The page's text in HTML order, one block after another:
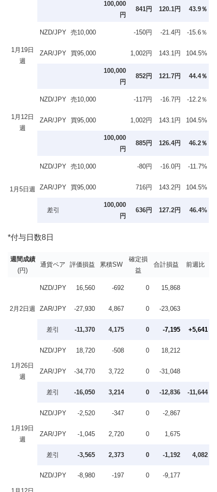
100,000
円
841円 120.1円 43.9％
1月19日
週
NZD/JPY 売10,000 -150円 -21.4円 -15.6％
ZAR/JPY 買95,000 1,002円 143.1円 104.5%
100,000
円
852円 121.7円 44.4％
1月12日
週
NZD/JPY 売10,000 -117円 -16.7円 -12.2％
ZAR/JPY 買95,000 1,002円 143.1円 104.5%
100,000
円
885円 126.4円 46.2％
1月5日週
NZD/JPY 売10,000 -80円 -16.0円 -11.7%
ZAR/JPY 買95,000 716円 143.2円 104.5%
差引
100,000
円
636円 127.2円 46.4%
*付与日数8日
週間成績
(円)
通貨ペア 評価損益 累積SW
確定損
益
合計損益 前週比
2月2日週
NZD/JPY 16,560 -692 0 15,868
ZAR/JPY -27,930 4,867 0 -23,063
差引 -11,370 4,175 0 -7,195 +5,641
1月26日
週
NZD/JPY 18,720 -508 0 18,212
ZAR/JPY -34,770 3,722 0 -31,048
差引 -16,050 3,214 0 -12,836 -11,644
1月19日
週
NZD/JPY -2,520 -347 0 -2,867
ZAR/JPY -1,045 2,720 0 1,675
差引 -3,565 2,373 0 -1,192 4,082
NZD/JPY -8,980 -197 0 -9,177